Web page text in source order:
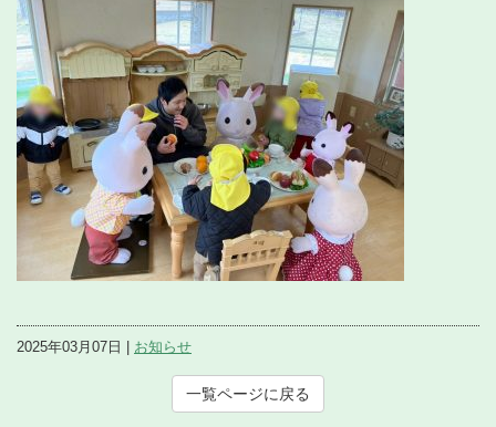
2025年03月07日 | お知らせ
一覧ページに戻る